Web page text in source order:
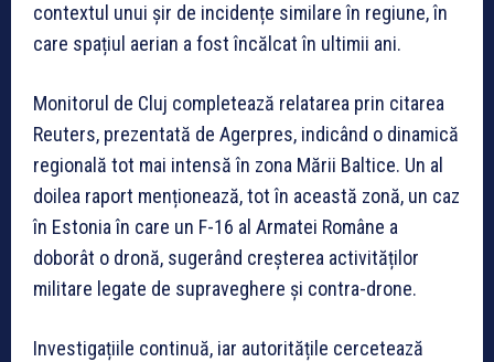
contextul unui șir de incidențe similare în regiune, în
care spațiul aerian a fost încălcat în ultimii ani.
Monitorul de Cluj completează relatarea prin citarea
Reuters, prezentată de Agerpres, indicând o dinamică
regională tot mai intensă în zona Mării Baltice. Un al
doilea raport menționează, tot în această zonă, un caz
în Estonia în care un F-16 al Armatei Române a
doborât o dronă, sugerând creșterea activităților
militare legate de supraveghere și contra-drone.
Investigațiile continuă, iar autoritățile cercetează